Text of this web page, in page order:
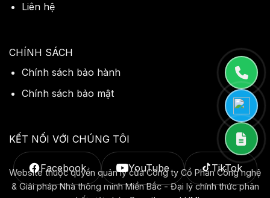
Liên hệ
CHÍNH SÁCH
Chính sách bảo hành
Chính sách bảo mật
KẾT NỐI VỚI CHÚNG TÔI
Facebook YouTube TikTok
Website thuộc quyền quản lý của Công ty Cổ Phần Công nghệ
& Giải pháp Nhà thông minh Miền Bắc - Đại lý chính thức phân